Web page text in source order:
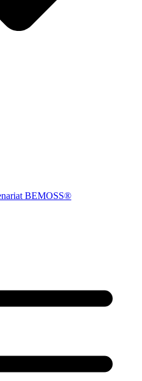
BEMOSS®